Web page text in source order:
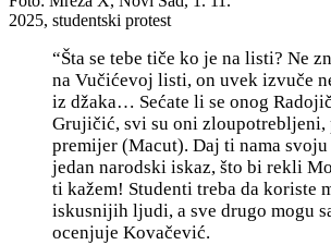
2025, studentski protest
“Šta se tebe tiče ko je na listi? Ne
na Vučićevoj listi, on uvek izvuče
iz džaka… Sećate li se onog
Grujičić, svi su oni zloupotrebljeni,
premijer (Macut). Daj ti nama
jedan narodski iskaz, što bi rekli
ti kažem! Studenti treba da koriste
iskusnijih ljudi, a sve drugo mogu
ocenjuje Kovačević.